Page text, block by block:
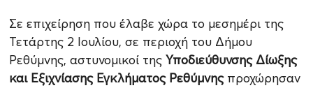
Σε επιχείρηση που έλαβε χώρα το μεσημέρι της
Τετάρτης 2 Ιουλίου, σε περιοχή του Δήμου
Ρεθύμνης, αστυνομικοί της Υποδιεύθυνσης Δίωξης
και Εξιχνίασης Εγκλήματος Ρεθύμνηςπροχώρησαν